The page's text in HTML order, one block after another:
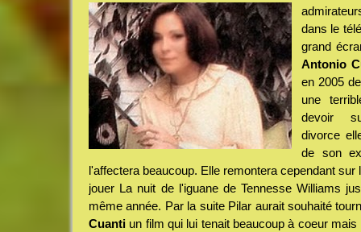
dans le
grand
Antonio
en 2005
une
devoir
divorce
de son
l'affectera beaucoup. Elle remontera cependant sur
jouer La nuit de l'iguane de Tennesse Williams
même année. Par la suite Pilar aurait souhaité
Cuanti un film qui lui tenait beaucoup à coeur